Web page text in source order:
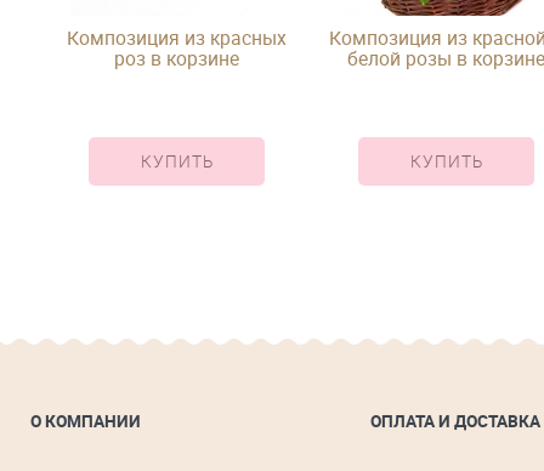
Композиция из красных
роз в корзине
КУПИТЬ
Композиция из
белой розы в корзине
КУПИТЬ
О КОМПАНИИ ОПЛАТА И ДОСТАВКА